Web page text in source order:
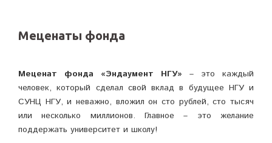
Меценаты фонда
Меценат фонда «Эндаумент НГУ» – это каждый
человек, который сделал свой вклад в будущее НГУ и
СУНЦ НГУ, и неважно, вложил он сто рублей, сто тысяч
или несколько миллионов. Главное – это желание
поддержать университет и школу!